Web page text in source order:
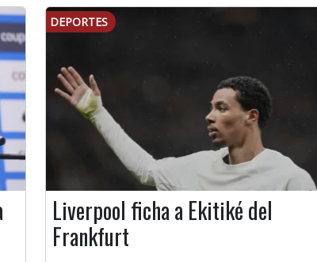
DEPORTES
Liverpool ficha a Ekitiké del
Frankfurt